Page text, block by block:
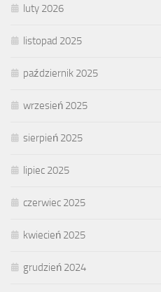
luty 2026
listopad 2025
październik 2025
wrzesień 2025
sierpień 2025
lipiec 2025
czerwiec 2025
kwiecień 2025
grudzień 2024